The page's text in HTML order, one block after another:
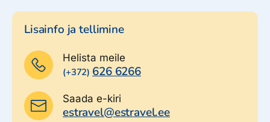
Lisainfo ja tellimine
Helista meile
(+372) 626 6266
Saada e-kiri
estravel@estravel.ee